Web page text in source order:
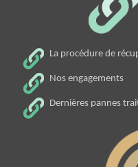
La procédure de
Nos engagements
Dernières pannes